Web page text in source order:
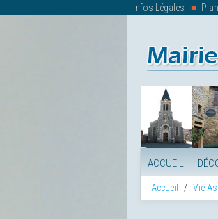
Infos Légales
ACCUEIL
Accueil Vie